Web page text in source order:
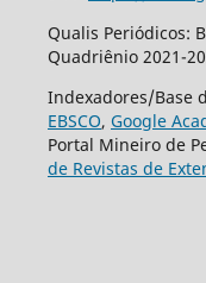
Qualis Periódicos:
Quadriênio 2021-
Indexadores/Base
EBSCO, Google
Portal Mineiro de
de Revistas de